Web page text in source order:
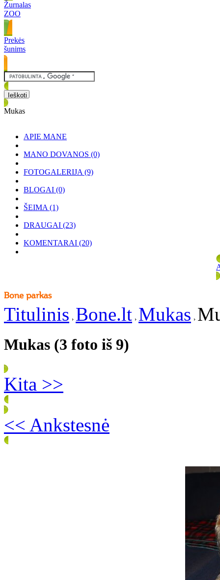
Žurnalas
ZOO
Prekės
šunims
Mukas
APIE MANE
MANO DOVANOS (0)
FOTOGALERIJA (9)
BLOGAI (0)
ŠEIMA (1)
DRAUGAI (23)
KOMENTARAI (20)
Titulinis Bone.lt Mukas
Mukas (3 foto iš 9)
Kita >>
<< Ankstesnė